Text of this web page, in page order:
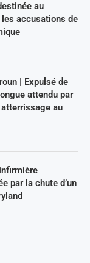
au
accusations de
| Expulsé de
attendu par
au
par la chute d’un